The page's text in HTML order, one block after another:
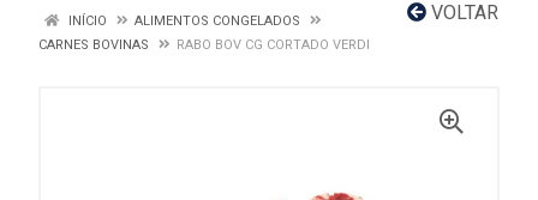
VOLTAR
INÍCIO
ALIMENTOS CONGELADOS
CARNES BOVINAS
RABO BOV CG CORTADO VERDI